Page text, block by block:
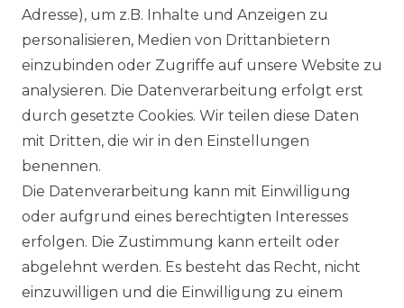
HILFE
KONTAKT
ANFAHRT
WIDERRUFS­FORMULAR
HINWEISE ZUR BATTERIEENTSORGUNG
Adresse), um z.B. Inhalte und Anzeigen zu
personalisieren, Medien von Drittanbietern
einzubinden oder Zugriffe auf unsere Website zu
analysieren. Die Datenverarbeitung erfolgt erst
durch gesetzte Cookies. Wir teilen diese Daten
mit Dritten, die wir in den Einstellungen
benennen.
Die Datenverarbeitung kann mit Einwilligung
oder aufgrund eines berechtigten Interesses
erfolgen. Die Zustimmung kann erteilt oder
abgelehnt werden. Es besteht das Recht, nicht
einzuwilligen und die Einwilligung zu einem